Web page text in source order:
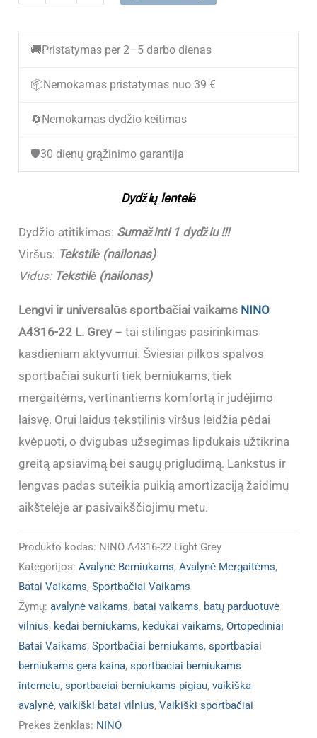
Sportbačiai
vaikams
NINO
22
(Sumažinti
1
dydžiu
🚚 Pristatymas per 2–5 darbo dienas
📦 Nemokamas pristatymas nuo 39 €
🔄 Nemokamas dydžio keitimas
🛡️30 dienų grąžinimo garantija
Dydžių lentelė
Dydžio atitikimas: Sumažinti 1 dydžiu !!!
Viršus: Tekstilė (nailonas)
Vidus: Tekstilė (nailonas)
Lengvi ir universalūs sportbačiai vaikams NINO
A4316-22 L. Grey– tai stilingas pasirinkimas
kasdieniam aktyvumui. Šviesiai pilkos spalvos
sportbačiai sukurti tiek berniukams, tiek
mergaitėms, vertinantiems komfortą ir judėjimo
laisvę. Orui laidus tekstilinis viršus leidžia pėdai
kvėpuoti, o dvigubas užsegimas lipdukais užtikrina
greitą apsiavimą bei saugų prigludimą. Lankstus ir
lengvas padas suteikia puikią amortizaciją žaidimų
aikštelėje ar pasivaikščiojimų metu.
Produkto kodas: NINO A4316-22 Light Grey
Kategorijos:Avalynė Berniukams,Avalynė Mergaitėms,
Batai Vaikams,Sportbačiai Vaikams
Žymų:avalynė vaikams, batai vaikams, batų parduotuvė
vilnius, kedai berniukams, kedukai vaikams,Ortopediniai
Batai Vaikams,Sportbačiai berniukams,sportbaciai
berniukams gera kaina,sportbaciai berniukams
internetu,sportbaciai berniukams pigiau,vaikiška
avalynė,vaikiški batai vilnius,Vaikiški sportbačiai
Prekės ženklas: NINO